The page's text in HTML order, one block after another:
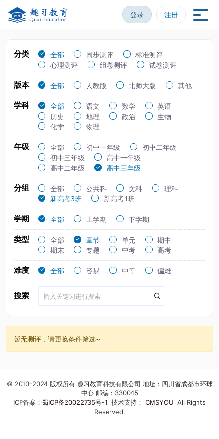
登录 注册
分类 全部 同步测评
标准测评
心理测评
组卷测评 试卷测评
版本 全部 人教版 北师大版 其他
学科 全部 语文 数学
英语
历史
地理 政治
生物
化学
物理
年级 全部 初中一年级
初中二年级
初中三年级
高中一年级
高中二年级
高中三年级
分组 全部 公共科 文科
理科
新高考3班
新高考1班
学期 全部 上学期 下学期
类型 全部 章节 单元
期中
期末
专题 中考 高考
难度 全部 容易 中等 偏难
搜索
暂无测评，请更换条件筛选~
© 2010-2024 版权所有 趣习教育科技有限公司 地址：四川省成都市环球
中心 邮编：330045
ICP备案： 蜀ICP备20022735号-1 技术支持： CMSYOU All Rights
Reserved.